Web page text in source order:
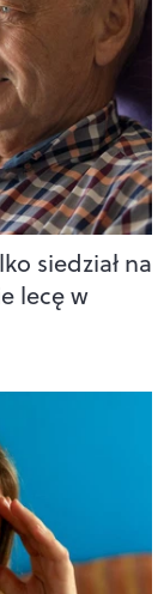
siedział na
lecę w